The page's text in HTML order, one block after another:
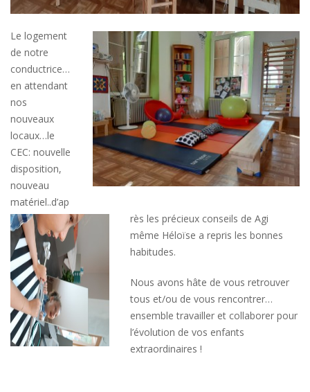
Le logement
de notre
conductrice…
en attendant
nos
nouveaux
locaux…le
CEC: nouvelle
disposition,
nouveau
matériel..d’ap
rès les précieux conseils de Agi
même Héloïse a repris les bonnes
habitudes.
Nous avons hâte de vous retrouver
tous et/ou de vous rencontrer…
ensemble travailler et collaborer pour
l’évolution de vos enfants
extraordinaires !